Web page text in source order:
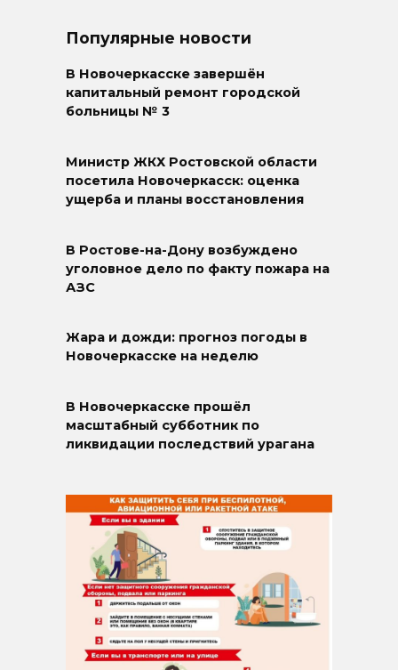
Популярные новости
В Новочеркасске завершён
капитальный ремонт городской
больницы № 3
Министр ЖКХ Ростовской области
посетила Новочеркасск: оценка
ущерба и планы восстановления
В Ростове-на-Дону возбуждено
уголовное дело по факту пожара на
АЗС
Жара и дожди: прогноз погоды в
Новочеркасске на неделю
В Новочеркасске прошёл
масштабный субботник по
ликвидации последствий урагана